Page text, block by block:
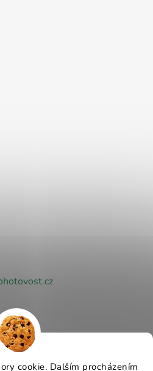
cookie. Dalším procházením